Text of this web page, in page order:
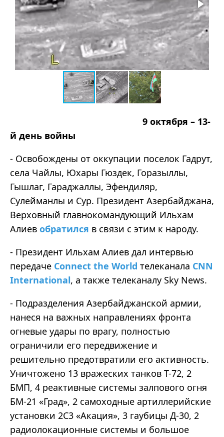
9 октября – 13-
й день войны
- Освобождены от оккупации поселок Гадрут,
села Чайлы, Юхары Гюздек, Горазыллы,
Гышлаг, Гараджаллы, Эфендиляр,
Сулейманлы и Сур. Президент Азербайджана,
Верховный главнокомандующий Ильхам
Алиев обратился в связи с этим к народу.
- Президент Ильхам Алиев дал интервью
передаче Connect the World телеканала CNN
International, а также телеканалу Sky News.
- Подразделения Азербайджанской армии,
нанеся на важных направлениях фронта
огневые удары по врагу, полностью
ограничили его передвижение и
решительно предотвратили его активность.
Уничтожено 13 вражеских танков Т-72, 2
БМП, 4 реактивные системы залпового огня
БМ-21 «Град», 2 самоходные артиллерийские
установки 2С3 «Акация», 3 гаубицы Д-30, 2
радиолокационные системы и большое